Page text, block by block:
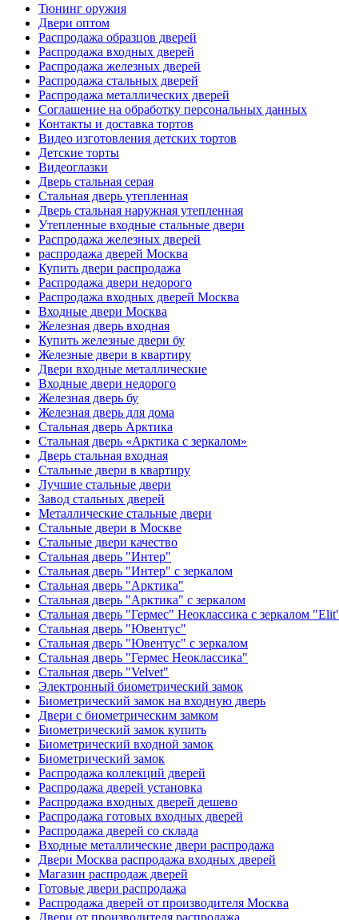
Тюнинг оружия
Двери оптом
Распродажа образцов дверей
Распродажа входных дверей
Распродажа железных дверей
Распродажа стальных дверей
Распродажа металлических дверей
Соглашение на обработку персональных данных
Контакты и доставка тортов
Видео изготовления детских тортов
Детские торты
Видеоглазки
Дверь стальная серая
Стальная дверь утепленная
Дверь стальная наружная утепленная
Утепленные входные стальные двери
Распродажа железных дверей
распродажа дверей Москва
Купить двери распродажа
Распродажа двери недорого
Распродажа входных дверей Москва
Входные двери Москва
Железная дверь входная
Купить железные двери бу
Железные двери в квартиру
Двери входные металлические
Входные двери недорого
Железная дверь бу
Железная дверь для дома
Стальная дверь Арктика
Стальная дверь «Арктика с зеркалом»
Дверь стальная входная
Стальные двери в квартиру
Лучшие стальные двери
Завод стальных дверей
Металлические стальные двери
Стальные двери в Москве
Стальные двери качество
Стальная дверь "Интер"
Стальная дверь "Интер" с зеркалом
Стальная дверь "Арктика"
Стальная дверь "Арктика" с зеркалом
Стальная дверь "Гермес" Неоклассика с зеркалом
Стальная дверь "Ювентус"
Стальная дверь "Ювентус" с зеркалом
Стальная дверь "Гермес Неоклассика"
Стальная дверь "Velvet"
Электронный биометрический замок
Биометрический замок на входную дверь
Двери с биометрическим замком
Биометрический замок купить
Биометрический входной замок
Биометрический замок
Распродажа коллекций дверей
Распродажа дверей установка
Распродажа входных дверей дешево
Распродажа готовых входных дверей
Распродажа дверей со склада
Входные металлические двери распродажа
Двери Москва распродажа входных дверей
Магазин распродаж дверей
Готовые двери распродажа
Распродажа дверей от производителя Москва
Двери от производителя распродажа